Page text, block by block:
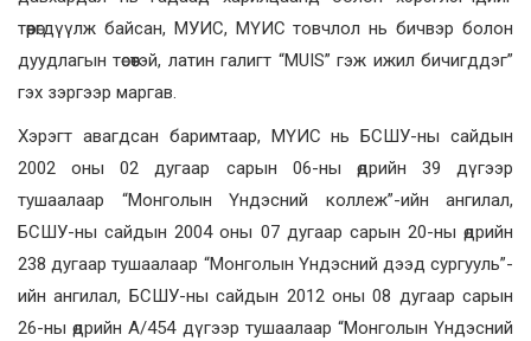
төөрөгдүүлж байсан, МУИС, МҮИС товчлол нь бичвэр болон
дуудлагын төсөөтэй, латин галигт “МUIS” гэж ижил бичигддэг”
гэх зэргээр маргав.
Хэрэгт авагдсан баримтаар, МҮИС нь БСШУ-ны сайдын
2002 оны 02 дугаар сарын 06-ны өдрийн 39 дүгээр
тушаалаар “Монголын Үндэсний коллеж”-ийн ангилал,
БСШУ-ны сайдын 2004 оны 07 дугаар сарын 20-ны өдрийн
238 дугаар тушаалаар “Монголын Үндэсний дээд сургууль”-
ийн ангилал, БСШУ-ны сайдын 2012 оны 08 дугаар сарын
26-ны өдрийн А/454 дүгээр тушаалаар “Монголын Үндэсний